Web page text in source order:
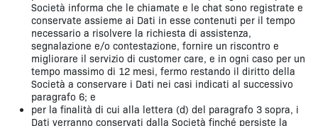
Società informa che le chiamate e le chat sono registrate e
conservate assieme ai Dati in esse contenuti per il tempo
necessario a risolvere la richiesta di assistenza,
segnalazione e/o contestazione, fornire un riscontro e
migliorare il servizio di customer care, e in ogni caso per un
tempo massimo di 12 mesi, fermo restando il diritto della
Società a conservare i Dati nei casi indicati al successivo
paragrafo 6; e
per la finalità di cui alla lettera (d) del paragrafo 3 sopra, i
Dati verranno conservati dalla Società finché persiste la